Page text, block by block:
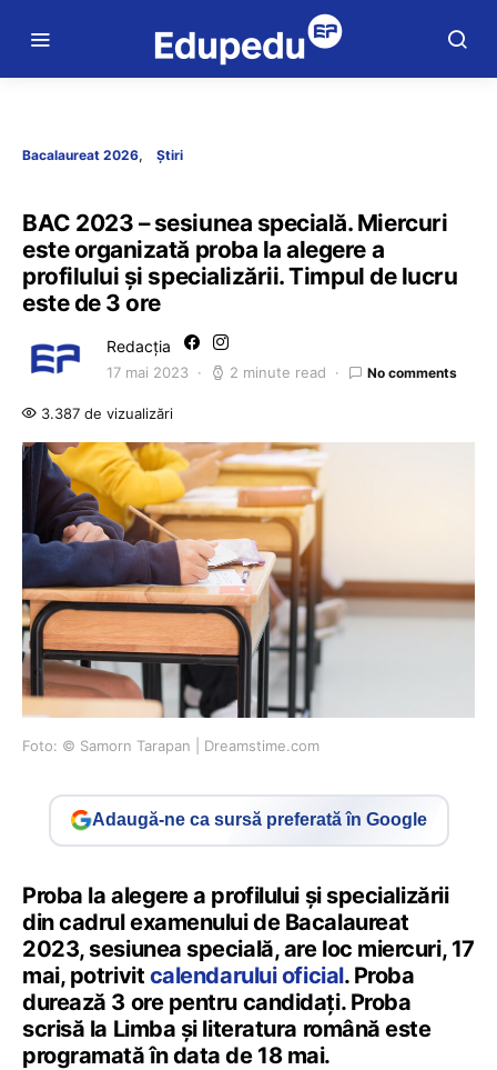
Bacalaureat 2026 Știri
BAC 2023 – sesiunea specială. Miercuri
este organizată proba la alegere a
profilului și specializării. Timpul de lucru
este de 3 ore
Redacția
17 mai 2023 2 minute read No comments
3.387 de vizualizări
Foto: © Samorn Tarapan | Dreamstime.com
Adaugă-ne ca sursă preferată în Google
Proba la alegere a profilului și specializării
din cadrul examenului de Bacalaureat
2023, sesiunea specială, are loc miercuri, 17
mai, potrivit calendarului oficial. Proba
durează 3 ore pentru candidați. Proba
scrisă la Limba și literatura română este
programată în data de 18 mai.